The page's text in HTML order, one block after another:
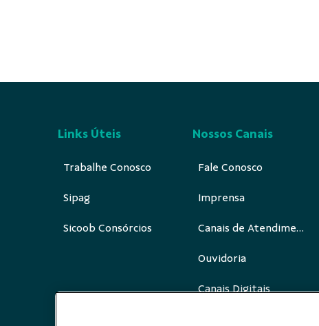
Links Úteis
Trabalhe Conosco
Sipag
Sicoob Consórcios
Nossos Canais
Fale Conosco
Imprensa
Canais de Atendimento
Ouvidoria
Canais Digitais